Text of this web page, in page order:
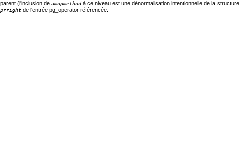
(l'inclusion de amopmethodà ce niveau est une dénormalisation intentionnelle de la
de l'entrée pg_operator référencée.